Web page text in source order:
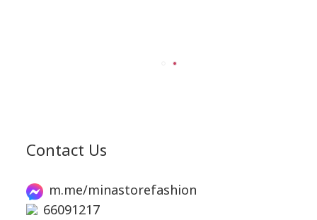
Contact Us
m.me/minastorefashion
66091217